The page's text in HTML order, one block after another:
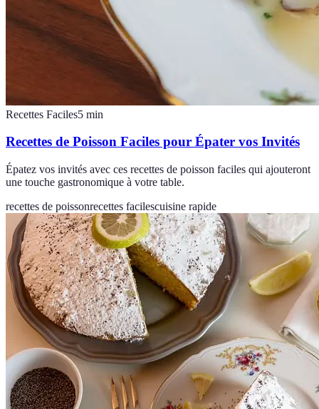
Recettes Faciles5 min
Recettes de Poisson Faciles pour Épater vos Invités
Épatez vos invités avec ces recettes de poisson faciles qui ajouteront
une touche gastronomique à votre table.
recettes de poissonrecettes facilescuisine rapide